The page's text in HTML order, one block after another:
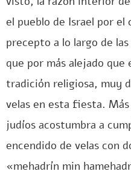
el pueblo de Israel por
precepto a lo largo de
que por más alejado
tradición religiosa, muy
velas en esta fiesta.
judíos acostumbra a
encendido de velas con
«mehadrín min